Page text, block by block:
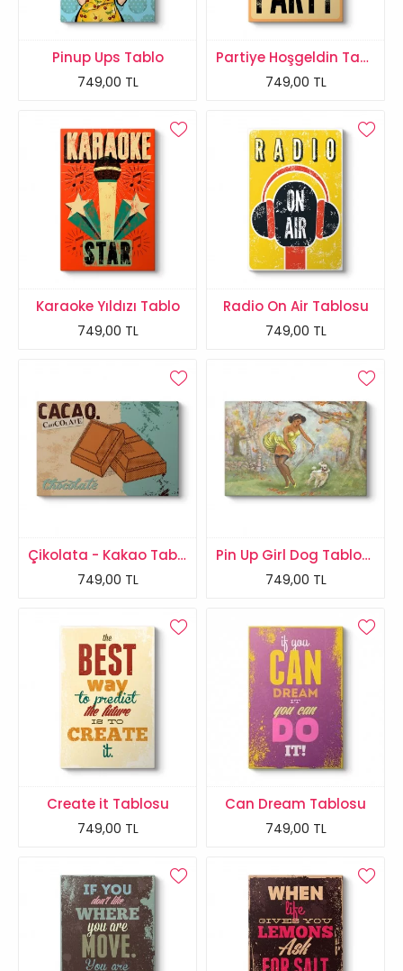
Pinup Ups Tablo
749,00 TL
Partiye Hoşgeldin Tablosu
749,00 TL
Karaoke Yıldızı Tablo
749,00 TL
Radio On Air Tablosu
749,00 TL
Çikolata - Kakao Tablosu
749,00 TL
Pin Up Girl Dog Tablosu
749,00 TL
Create it Tablosu
749,00 TL
Can Dream Tablosu
749,00 TL